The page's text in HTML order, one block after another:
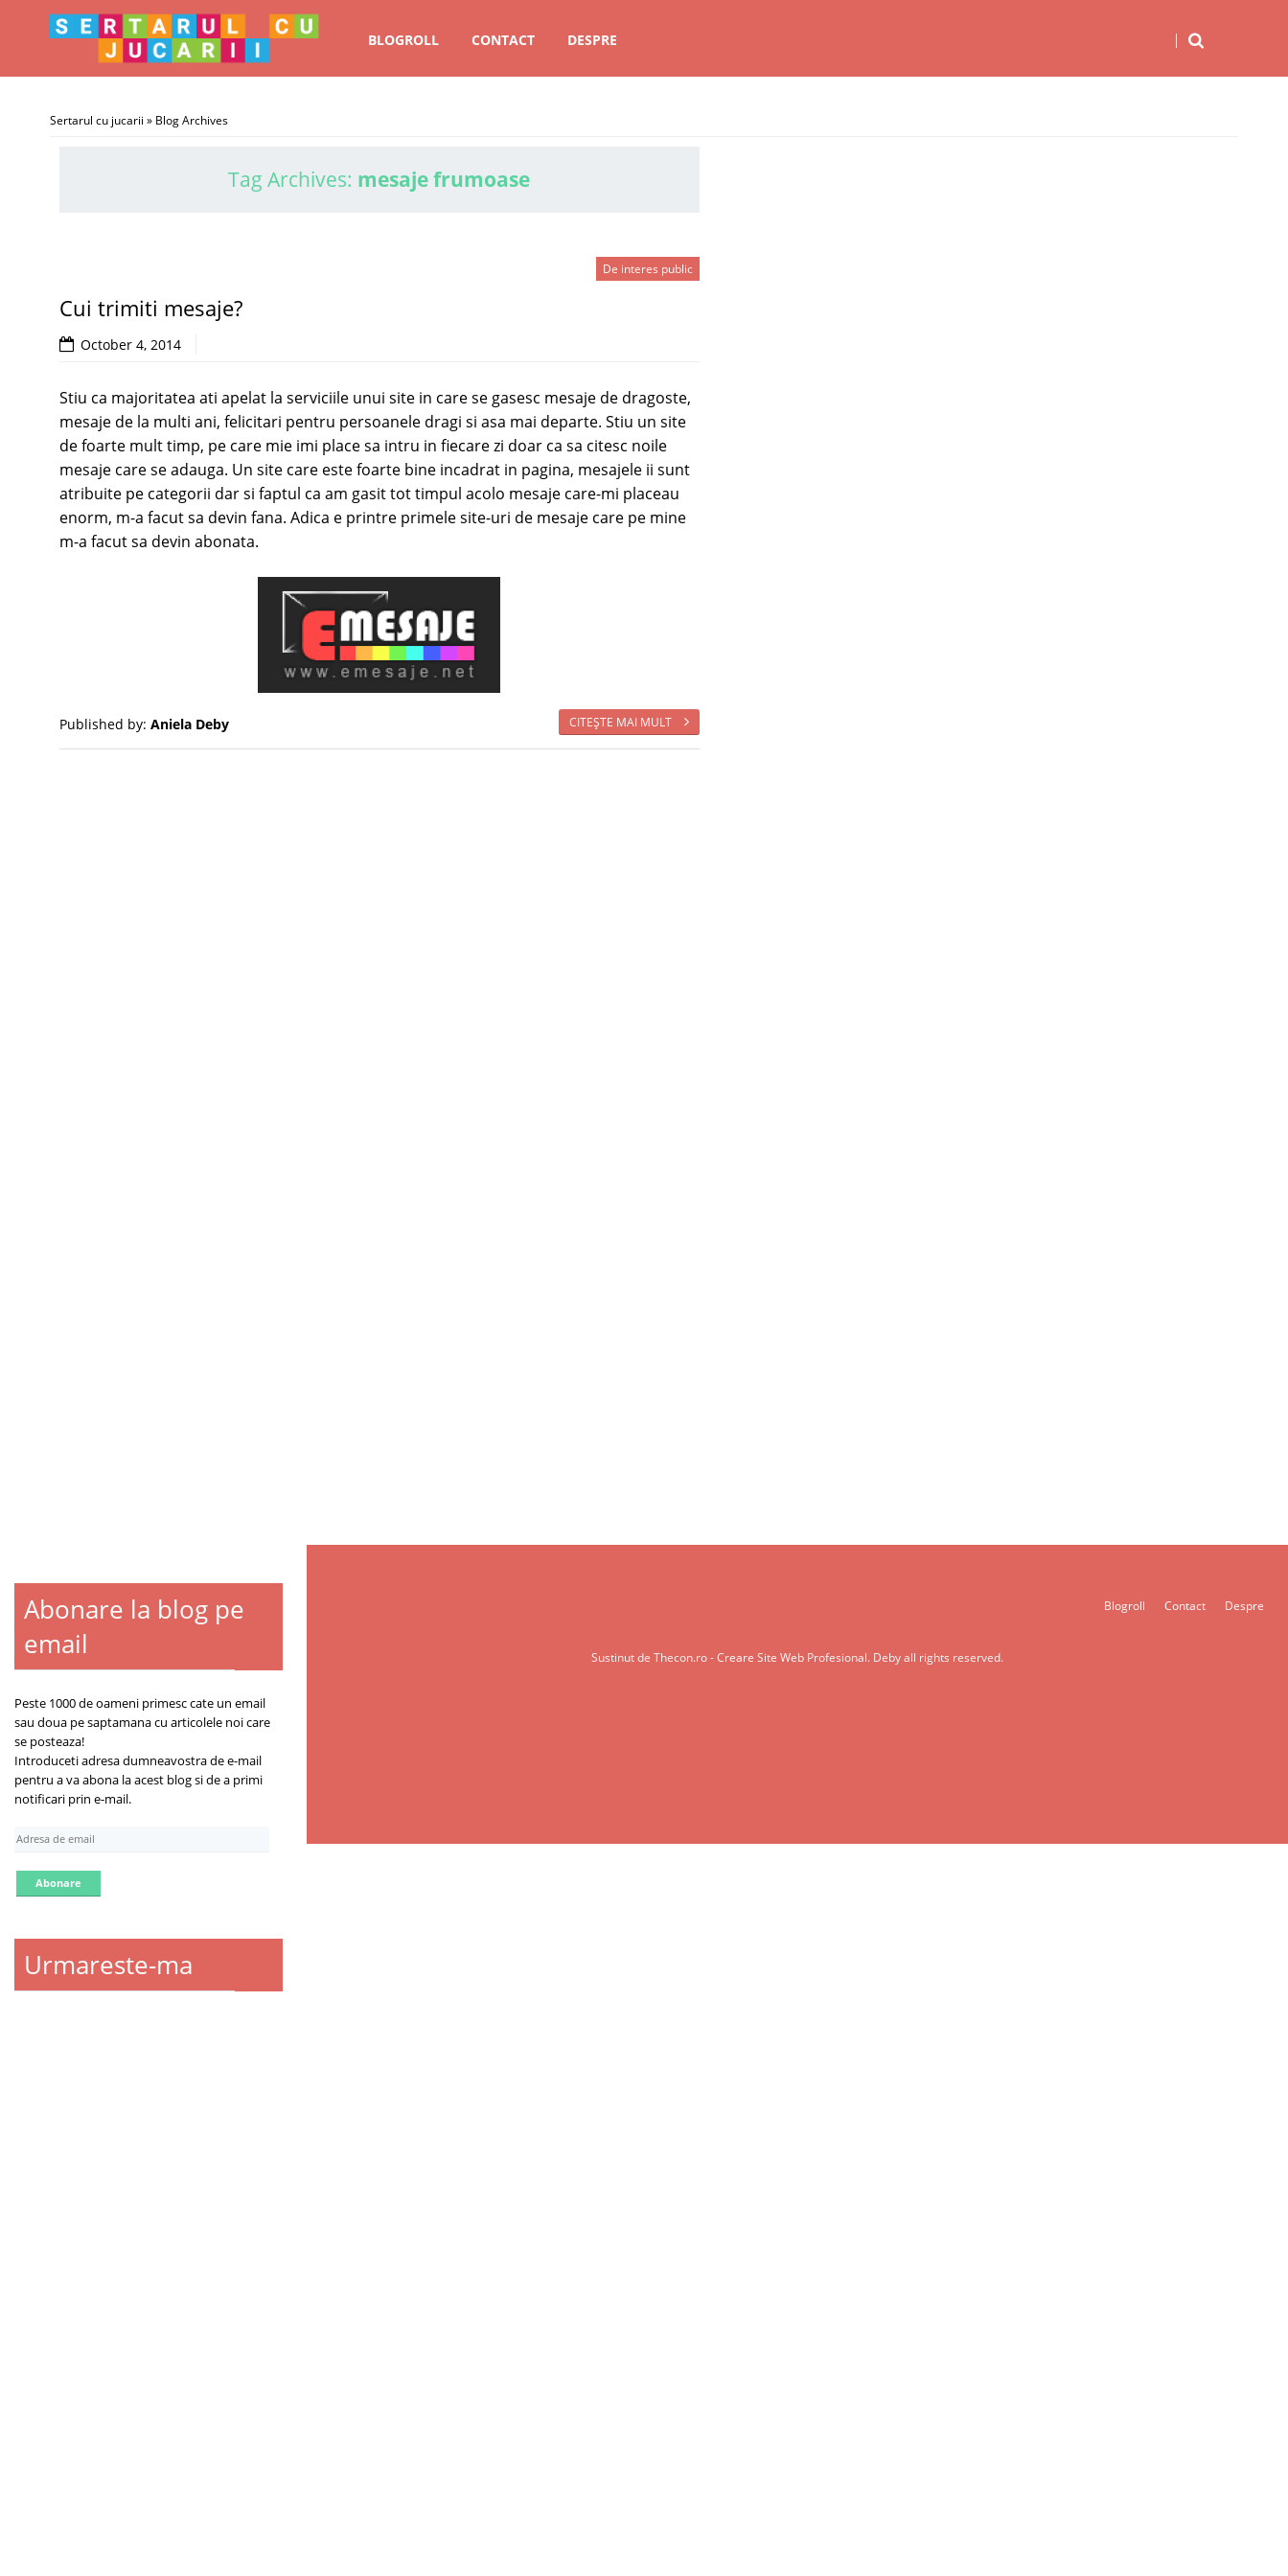
BLOGROLL CONTACT DESPRE
Sertarul cu jucarii » Blog Archives
Tag Archives: mesaje frumoase
De interes public
Cui trimiti mesaje?
October 4, 2014
Stiu ca majoritatea ati apelat la serviciile unui site in care se gasesc mesaje de dragoste,
mesaje de la multi ani, felicitari pentru persoanele dragi si asa mai departe. Stiu un site
de foarte mult timp, pe care mie imi place sa intru in fiecare zi doar ca sa citesc noile
mesaje care se adauga. Un site care este foarte bine incadrat in pagina, mesajele ii sunt
atribuite pe categorii dar si faptul ca am gasit tot timpul acolo mesaje care-mi placeau
enorm, m-a facut sa devin fana. Adica e printre primele site-uri de mesaje care pe mine
m-a facut sa devin abonata.
CITEŞTE MAI MULT
Published by: Aniela Deby
Abonare la blog pe
email
Peste 1000 de oameni primesc cate un email
sau doua pe saptamana cu articolele noi care
se posteaza!
Introduceti adresa dumneavostra de e-mail
pentru a va abona la acest blog si de a primi
notificari prin e-mail.
A
r
e
e
Urmareste-ma
Blogroll Contact Despre
Sustinut de Thecon.ro -Creare Site Web Profesional. Deby all rights reserved.